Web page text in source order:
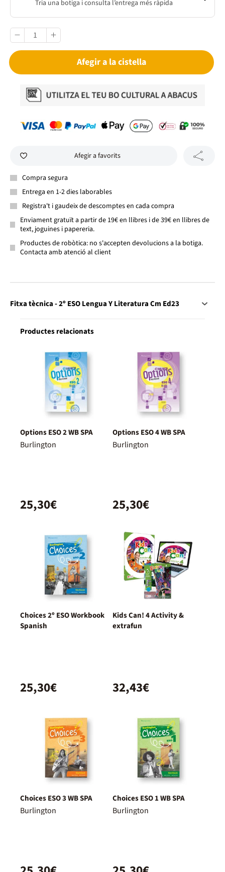
Tria una botiga i consulta l’entrega més ràpida
Afegir a la cistella
Afegir a favorits
Compra segura
Entrega en 1-2 dies laborables
Registra't i gaudeix de descomptes en cada compra
Enviament gratuït a partir de 19€ en llibres i de 39€ en llibres de
text, joguines i papereria.
Productes de robòtica: no s'accepten devolucions a la botiga.
Contacta amb atenció al client
Fitxa tècnica - 2º ESO Lengua Y Literatura Cm Ed23
Productes relacionats
Options ESO 2 WB SPA
Burlington
25,30€
Options ESO 4 WB SPA
Burlington
25,30€
Choices 2º ESO Workbook
Spanish
25,30€
Kids Can! 4 Activity &
extrafun
32,43€
Choices ESO 3 WB SPA
Burlington
Choices ESO 1 WB SPA
Burlington